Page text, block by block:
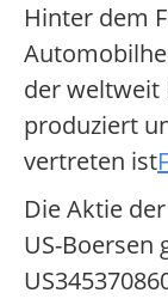
Hinter dem
der weltweit
produziert
vertreten ist
Die Aktie
US-Boersen